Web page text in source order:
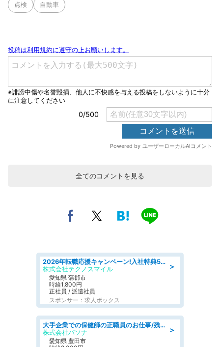
点検 自動車
全てのコメントを見る
＞
2026年転職応援キャンペーン!入社特典58万円/デンソーで働こう!自動車工場で小型部品の検査業務 denso aichi
株式会社テクノスマイル
愛知県 蒲郡市
時給1,800円
正社員 / 派遣社員
スポンサー：求人ボックス
＞
大手企業での保健師の正職員のお仕事/残業なし/要資格:保健師
株式会社パソナ
愛知県 豊田市